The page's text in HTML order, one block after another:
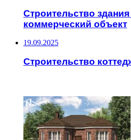
Строительство
коммерческий объект
19.09.2025
Строительство